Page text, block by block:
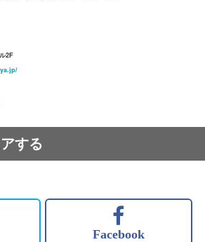
2F
する
Facebook